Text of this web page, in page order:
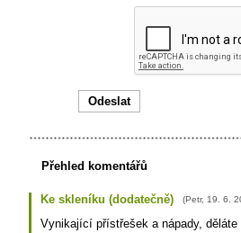
Přehled komentářů
Ke skleníku (dodatečně) (Petr, 19. 6.
Vynikající přístřešek a nápady,